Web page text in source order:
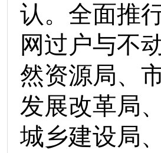
认。全面推
网过户与不
然资源局、
发展改革局、
城乡建设局、